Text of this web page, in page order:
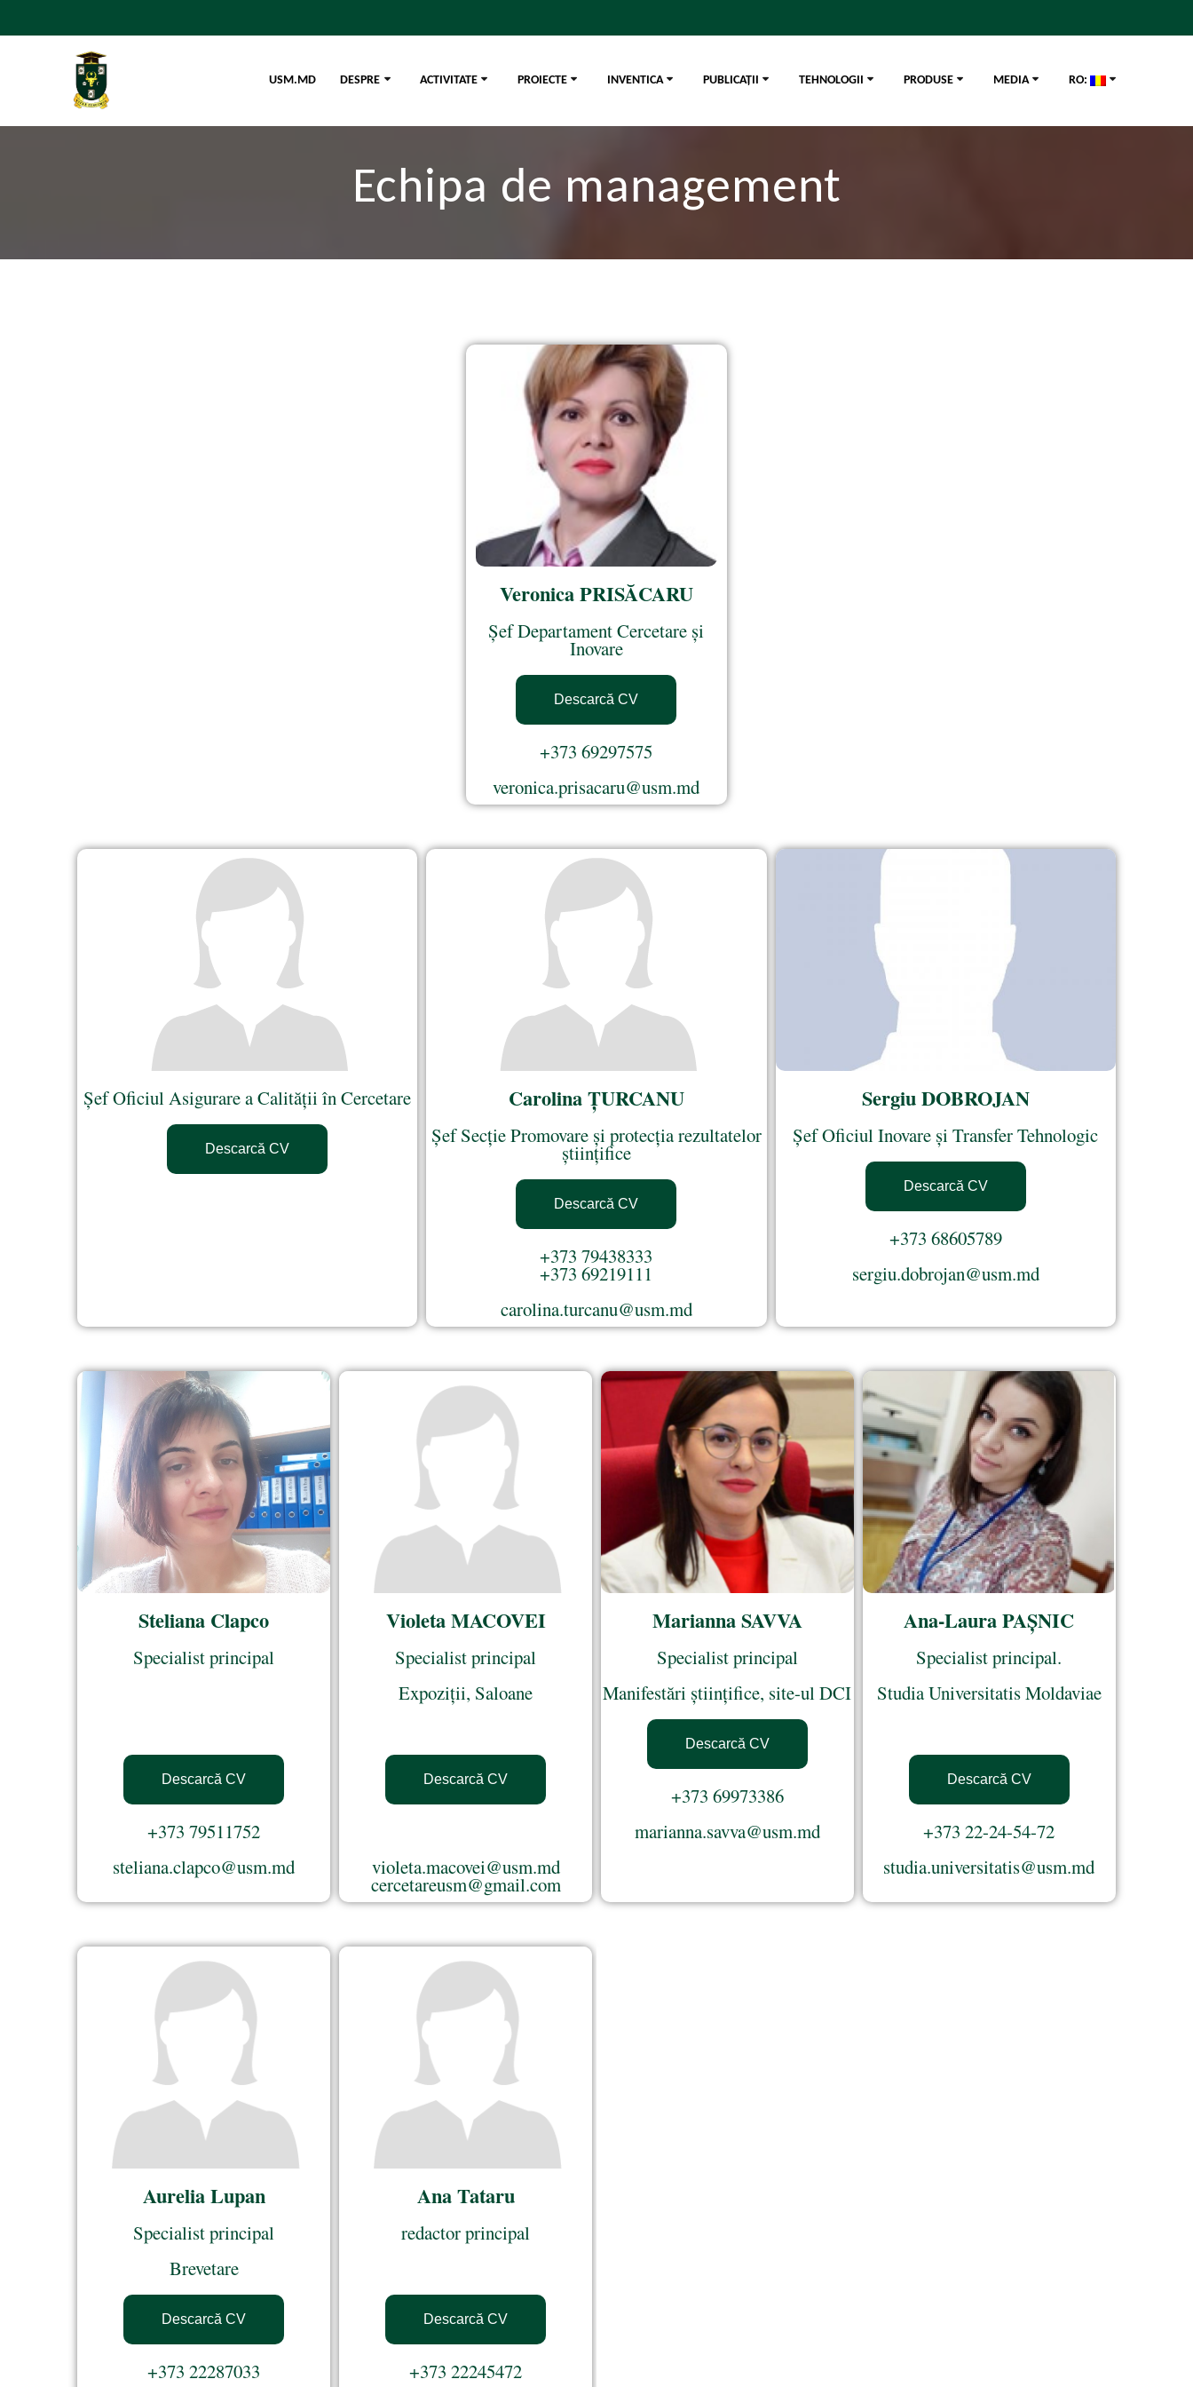
USM.MD DESPRE ACTIVITATE PROIECTE INVENTICA PUBLICAȚII TEHNOLOGII PRODUSE MEDIA RO:
Echipa de management
Veronica PRISĂCARU
Șef Departament Cercetare și
Inovare
Descarcă CV
+373 69297575
veronica.prisacaru@usm.md
Șef Oficiul Asigurare a Calității în Cercetare
Descarcă CV
Carolina ȚURCANU
Șef Secție Promovare și protecția rezultatelor
științifice
Descarcă CV
+373 79438333
+373 69219111
carolina.turcanu@usm.md
Sergiu DOBROJAN
Șef Oficiul Inovare și Transfer Tehnologic
Descarcă CV
+373 68605789
sergiu.dobrojan@usm.md
Steliana Clapco
Specialist principal
Descarcă CV
+373 79511752
steliana.clapco@usm.md
Violeta MACOVEI
Specialist principal
Expoziții, Saloane
Descarcă CV
violeta.macovei@usm.md
cercetareusm@gmail.com
Marianna SAVVA
Specialist principal
Manifestări științifice, site-ul DCI
Descarcă CV
+373 69973386
marianna.savva@usm.md
Ana-Laura PAȘNIC
Specialist principal.
Studia Universitatis Moldaviae
Descarcă CV
+373 22-24-54-72
studia.universitatis@usm.md
Aurelia Lupan
Specialist principal
Brevetare
Descarcă CV
+373 22287033
Ana Tataru
redactor principal
Descarcă CV
+373 22245472